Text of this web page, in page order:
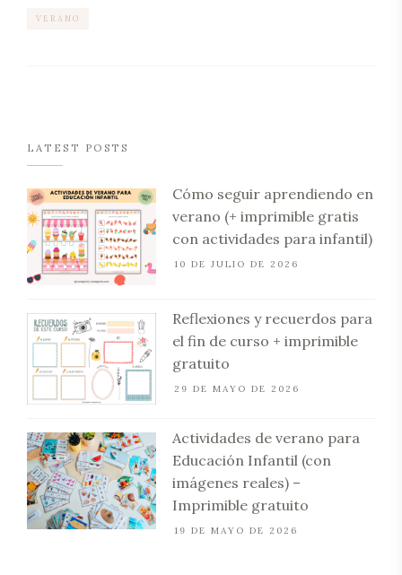
VERANO
LATEST POSTS
Cómo seguir aprendiendo en
verano (+ imprimible gratis
con actividades para infantil)
10 DE JULIO DE 2026
Reflexiones y recuerdos para
el fin de curso + imprimible
gratuito
29 DE MAYO DE 2026
Actividades de verano para
Educación Infantil (con
imágenes reales) –
Imprimible gratuito
19 DE MAYO DE 2026